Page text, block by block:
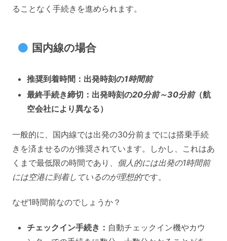
ることなく手続きを進められます。
国内線の場合
推奨到着時間：出発時刻の1時間前
最終手続き締切：出発時刻の20分前～30分前（航
空会社により異なる）
一般的に、国内線では出発の30分前までには搭乗手続
きを済ませるのが推奨されています。しかし、これはあ
くまで最低限の時間であり、 個人的には出発の1時間前
には空港に到着しているのが理想的です。
なぜ1時間前なのでしょうか？
チェックイン手続き： 自動チェックイン機やカウ